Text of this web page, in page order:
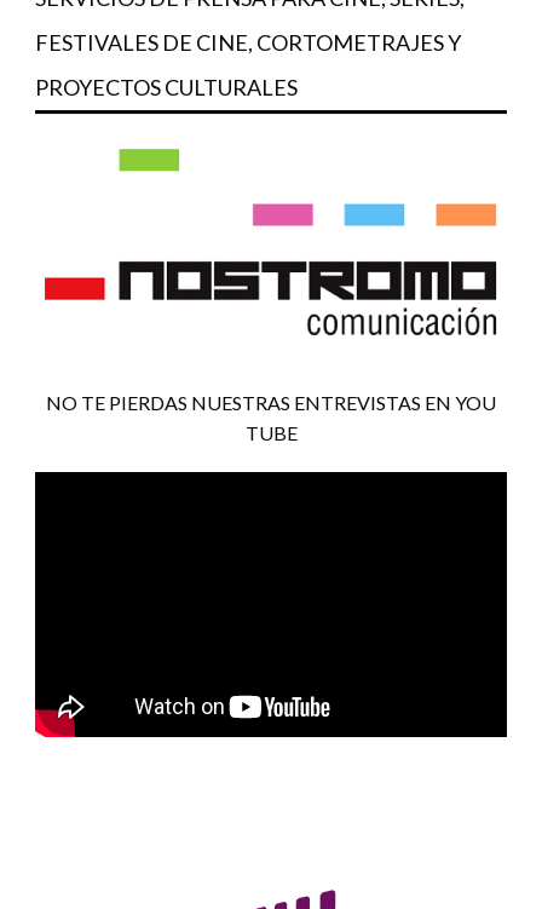
FESTIVALES DE CINE, CORTOMETRAJES Y
PROYECTOS CULTURALES
NO TE PIERDAS NUESTRAS ENTREVISTAS EN YOU
TUBE